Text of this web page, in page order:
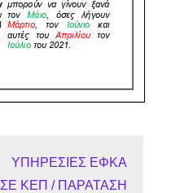
ΥΠΗΡΕΣΙΕΣ ΕΦΚΑ
ΣΕ ΚΕΠ / ΠΑΡΑΤΑΣΗ